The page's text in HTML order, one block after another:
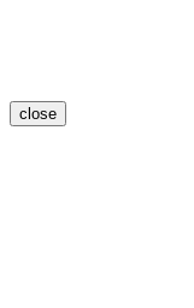
close